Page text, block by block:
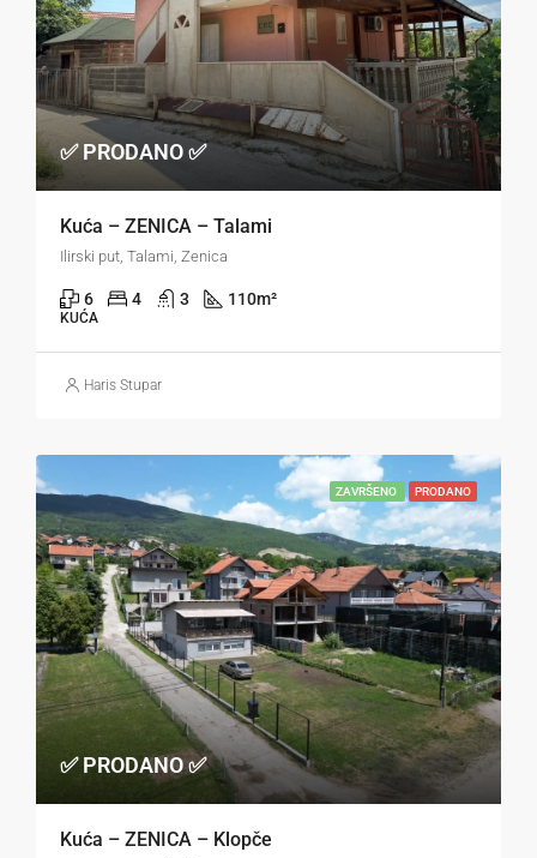
✅ PRODANO ✅
Kuća – ZENICA – Talami
Ilirski put, Talami, Zenica
6 4 3 110m²
KUĆA
Haris Stupar
ZAVRŠENO PRODANO
✅ PRODANO ✅
Kuća – ZENICA – Klopče